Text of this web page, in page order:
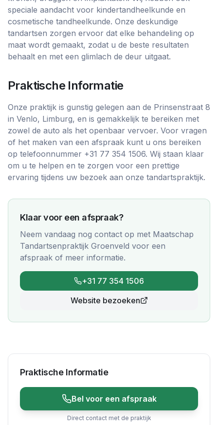
speciale aandacht voor kindertandheelkunde en
cosmetische tandheelkunde. Onze deskundige
tandartsen zorgen ervoor dat elke behandeling op
maat wordt gemaakt, zodat u de beste resultaten
behaalt en met een glimlach de deur uitgaat.
Praktische Informatie
Onze praktijk is gunstig gelegen aan de Prinsenstraat 8
in Venlo, Limburg, en is gemakkelijk te bereiken met
zowel de auto als het openbaar vervoer. Voor vragen
of het maken van een afspraak kunt u ons bereiken
op telefoonnummer +31 77 354 1506. Wij staan klaar
om u te helpen en te zorgen voor een prettige
ervaring tijdens uw bezoek aan onze tandartspraktijk.
Klaar voor een afspraak?
Neem vandaag nog contact op met Maatschap
Tandartsenpraktijk Groenveld voor een
afspraak of meer informatie.
+31 77 354 1506
Website bezoeken
Praktische Informatie
Bel voor een afspraak
Direct contact met de praktijk